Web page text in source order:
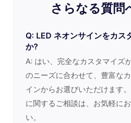
さらなる質問
Q: LED ネオンサインをカス
か?
A: はい、完全なカスタマイズ
のニーズに合わせて、豊富な
インからお選びいただけます
に関するご相談は、お気軽に
い。